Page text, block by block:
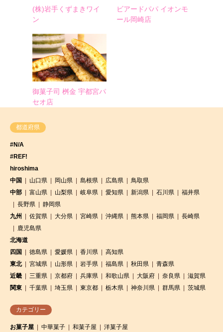
(株)岩手くずまきワイ
ン
ビアードパパ イオンモ
ール岡崎店
御菓子司 桝金 宇都宮パ
セオ店
都道府県
#N/A
#REF!
hiroshima
中国
山口県 岡山県 島根県 広島県
鳥取県
中部
富山県 山梨県 岐阜県 愛知県 新潟県 石川県
福井県
長野県
静岡県
九州
佐賀県 大分県 宮崎県 沖縄県 熊本県 福岡県
長崎県
鹿児島県
北海道
四国
徳島県 愛媛県 香川県
高知県
東北
宮城県 山形県 岩手県 福島県 秋田県
青森県
近畿
三重県 京都府 兵庫県 和歌山県 大阪府 奈良県
滋賀県
関東
千葉県 埼玉県 東京都 栃木県 神奈川県 群馬県 茨城県
カテゴリー
お菓子屋 中華菓子 和菓子屋 洋菓子屋